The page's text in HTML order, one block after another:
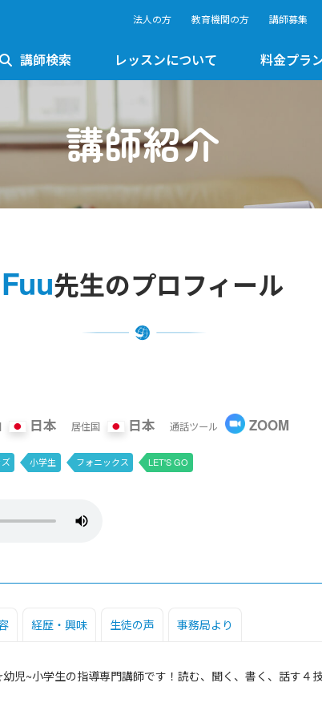
法人の方 教育機関の方 講師募集
講師検索 レッスンについて 料金プラ
講師紹介
Fuu先生のプロフィール
日本 居住国 日本 通話ツール ZOOM
小学生 フォニックス LET'S GO
経歴・興味 生徒の声 事務局より
児~小学生の指導専門講師です！読む、聞く、書く、話す４